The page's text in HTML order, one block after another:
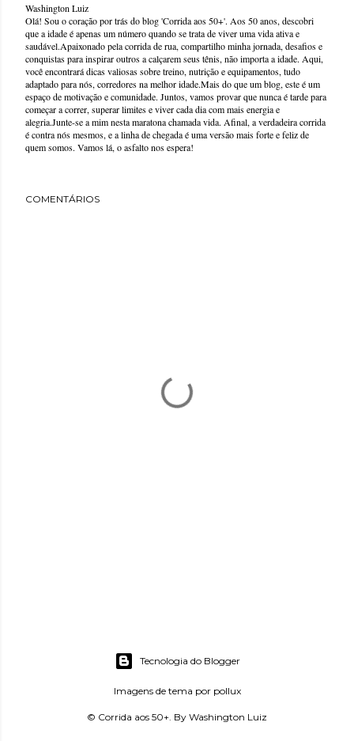
Washington Luiz
Olá! Sou o coração por trás do blog 'Corrida aos 50+'. Aos 50 anos, descobri
que a idade é apenas um número quando se trata de viver uma vida ativa e
saudável.Apaixonado pela corrida de rua, compartilho minha jornada, desafios e
conquistas para inspirar outros a calçarem seus tênis, não importa a idade. Aqui,
você encontrará dicas valiosas sobre treino, nutrição e equipamentos, tudo
adaptado para nós, corredores na melhor idade.Mais do que um blog, este é um
espaço de motivação e comunidade. Juntos, vamos provar que nunca é tarde para
começar a correr, superar limites e viver cada dia com mais energia e
alegria.Junte-se a mim nesta maratona chamada vida. Afinal, a verdadeira corrida
é contra nós mesmos, e a linha de chegada é uma versão mais forte e feliz de
quem somos. Vamos lá, o asfalto nos espera!
COMENTÁRIOS
Tecnologia do Blogger
Imagens de tema por pollux
© Corrida aos 50+. By Washington Luiz